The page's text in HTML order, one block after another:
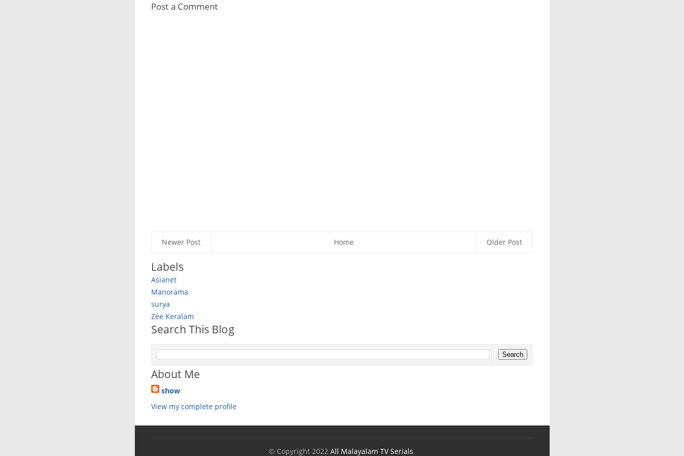
Post a Comment
Newer Post Older Post
Home
Labels
Asianet
Manorama
surya
Zee Keralam
Search This Blog
About Me
show
View my complete profile
© Copyright 2022 All Malayalam TV Serials.